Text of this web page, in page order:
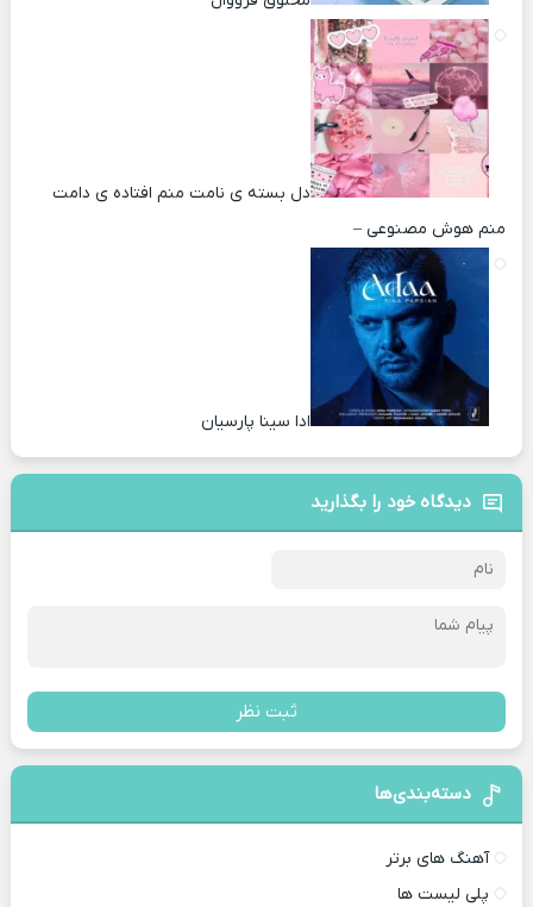
دل بسته ی نامت منم افتاده ی دامت
منم هوش مصنوعی –
ادا سینا پارسیان
دیدگاه خود را بگذارید
ثبت نظر
دسته‌بندی‌ها
آهنگ های برتر
پلی لیست ها